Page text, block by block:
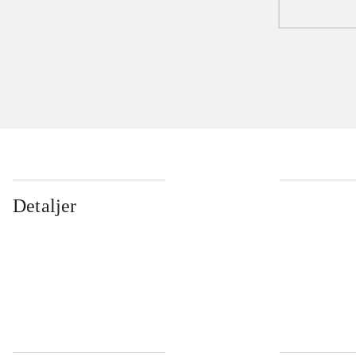
Detaljer